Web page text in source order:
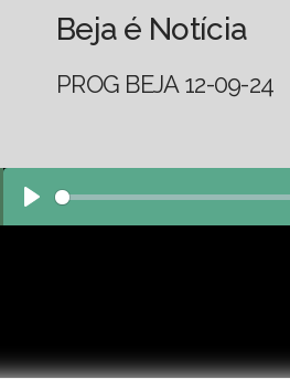
Beja é Notícia
PROG BEJA 12-09-24
Play